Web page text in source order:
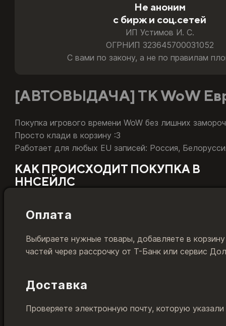
Подойдёт. Для аккаунтов РФ и РБ мы бесплатно за
Играю на Казахстане или Турции
Подойдёт напрямую. Товар активируется на ваши
Сменил регион с России на другой
Какую тайм-карту и код пополнения Battle.net
Не аноним
с бирж и соц.сетей
ИП Устимов И. С.
ОГРНИП 323645700031052
С вами по закону, а не по правилам
[АВТОВЫДАЧА] ТК WoW
Покупка игрового времени WoW без лишних
Просто клади в корзину :3
Работает для любых EU записей: Россия,
КАК ПРОИСХОДИТ ПОКУПКА В
ННСЕЙЛС
Оплата
Выбираете нужные товары, добавляете в
частей через рассрочку от Т-Банк или сервис
Доставка
Проверяете электронную почту, которую